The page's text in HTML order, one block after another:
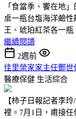
「食當季、饗在地
桌一瓶台塩海洋鹼
王、琥珀紅茶各一瓶
繼續閱讀
2週前
佳里榮家家主任酆
醫療保健 生活綜合
【柿子日報記者李
裡。7月1日，甫接